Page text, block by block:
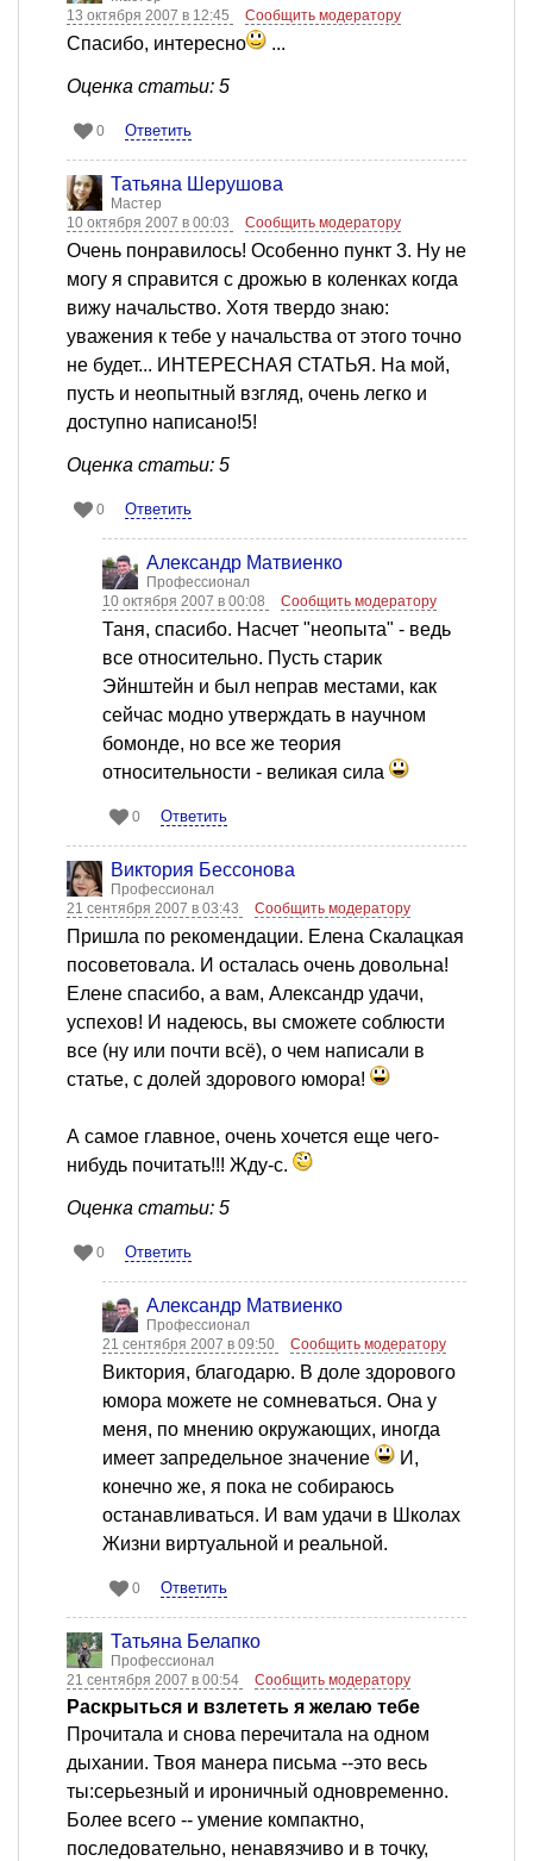
13 октября 2007 в 12:45
Сообщить модератору
Спасибо, интересно ...
Оценка статьи: 5
0 Ответить
Татьяна Шерушова
Мастер
10 октября 2007 в 00:03
Сообщить модератору
Очень понравилось! Особенно пункт 3. Ну не
могу я справится с дрожью в коленках когда
вижу начальство. Хотя твердо знаю:
уважения к тебе у начальства от этого точно
не будет... ИНТЕРЕСНАЯ СТАТЬЯ. На мой,
пусть и неопытный взгляд, очень легко и
доступно написано!5!
Оценка статьи: 5
0 Ответить
Александр Матвиенко
Профессионал
10 октября 2007 в 00:08
Сообщить модератору
Таня, спасибо. Насчет "неопыта" - ведь
все относительно. Пусть старик
Эйнштейн и был неправ местами, как
сейчас модно утверждать в научном
бомонде, но все же теория
относительности - великая сила
0 Ответить
Виктория Бессонова
Профессионал
21 сентября 2007 в 03:43
Сообщить модератору
Пришла по рекомендации. Елена Скалацкая
посоветовала. И осталась очень довольна!
Елене спасибо, а вам, Александр удачи,
успехов! И надеюсь, вы сможете соблюсти
все (ну или почти всё), о чем написали в
статье, с долей здорового юмора!
А самое главное, очень хочется еще чего-
нибудь почитать!!! Жду-с.
Оценка статьи: 5
0 Ответить
Александр Матвиенко
Профессионал
21 сентября 2007 в 09:50
Сообщить модератору
Виктория, благодарю. В доле здорового
юмора можете не сомневаться. Она у
меня, по мнению окружающих, иногда
имеет запредельное значение
И,
конечно же, я пока не собираюсь
останавливаться. И вам удачи в Школах
Жизни виртуальной и реальной.
0 Ответить
Татьяна Белапко
Профессионал
21 сентября 2007 в 00:54
Сообщить модератору
Раскрыться и взлететь я желаю тебе
Прочитала и снова перечитала на одном
дыхании. Твоя манера письма --это весь
ты:серьезный и ироничный одновременно.
Более всего -- умение компактно,
последовательно, ненавязчиво и в точку,